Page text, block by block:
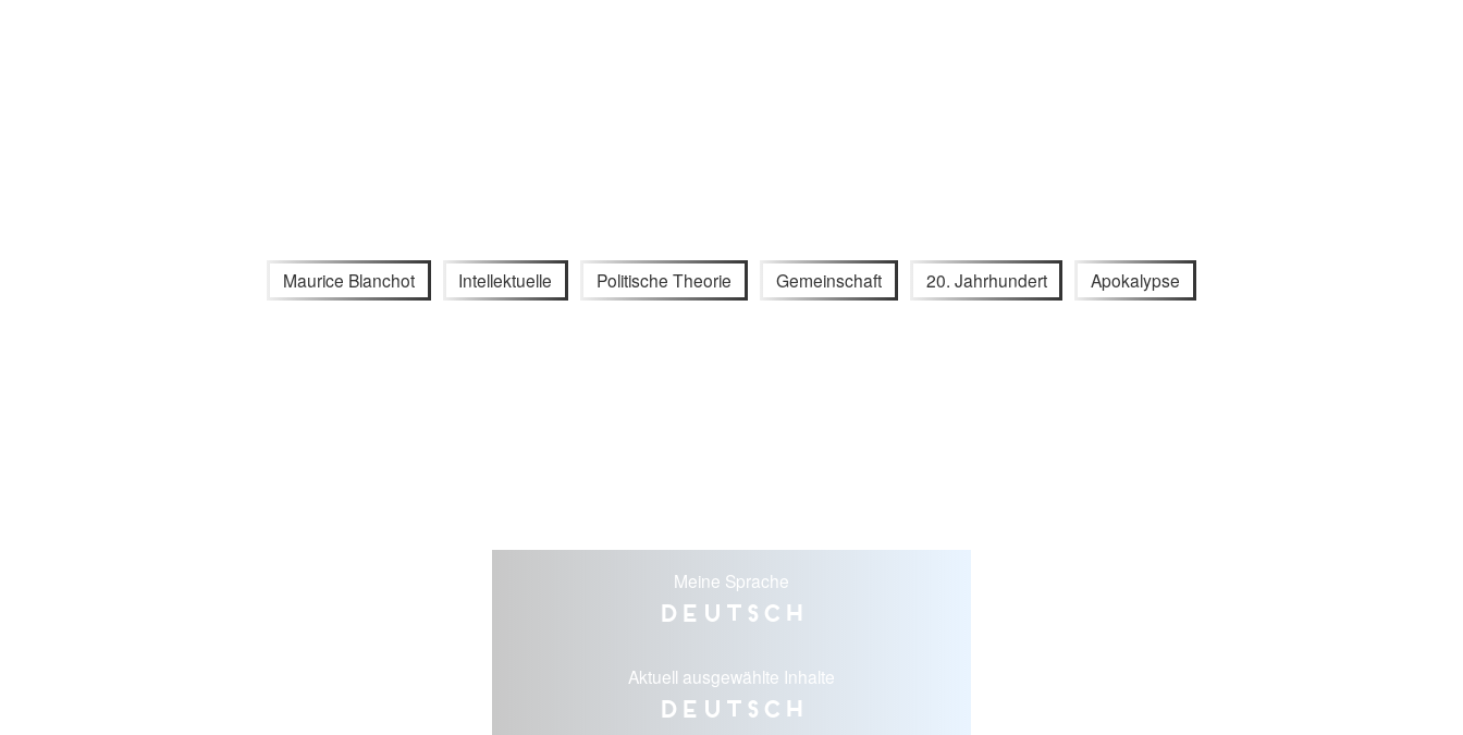
Maurice Blanchot Intellektuelle Politische Theorie Gemeinschaft 20. Jahrhundert Apokalypse
Meine Sprache
Deutsch
Aktuell ausgewählte Inhalte
Deutsch